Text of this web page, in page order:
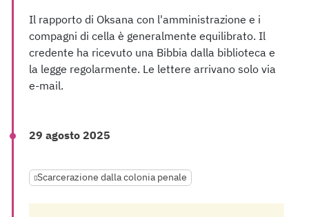
Il rapporto di Oksana con l'amministrazione e i
compagni di cella è generalmente equilibrato. Il
credente ha ricevuto una Bibbia dalla biblioteca e
la legge regolarmente. Le lettere arrivano solo via
e-mail.
29 agosto 2025
Scarcerazione dalla colonia penale